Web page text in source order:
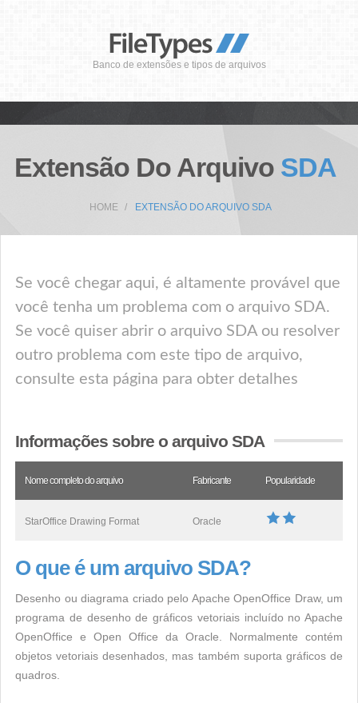
Banco de extensões e tipos de arquivos
Extensão Do Arquivo SDA
HOME EXTENSÃO DO ARQUIVO SDA
Se você chegar aqui, é altamente provável que
você tenha um problema com o arquivo SDA.
Se você quiser abrir o arquivo SDA ou resolver
outro problema com este tipo de arquivo,
consulte esta página para obter detalhes
Informações sobre o arquivo SDA
Nome completo do arquivo Fabricante Popularidade
StarOffice Drawing Format Oracle
O que é um arquivo SDA?
Desenho ou diagrama criado pelo Apache OpenOffice Draw, um
programa de desenho de gráficos vetoriais incluído no Apache
OpenOffice e Open Office da Oracle. Normalmente contém
objetos vetoriais desenhados, mas também suporta gráficos de
quadros.